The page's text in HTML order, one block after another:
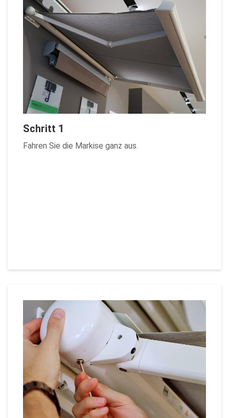
Schritt 1
Fahren Sie die Markise ganz aus.